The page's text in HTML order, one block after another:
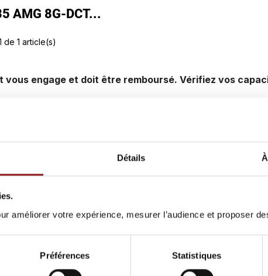
Détails
améliorer votre expérience, mesurer l’audience et proposer
Préférences Statistiques
AMG 8G-DCT...
de 1 article(s)
vous engage et doit être remboursé. Vérifiez vos